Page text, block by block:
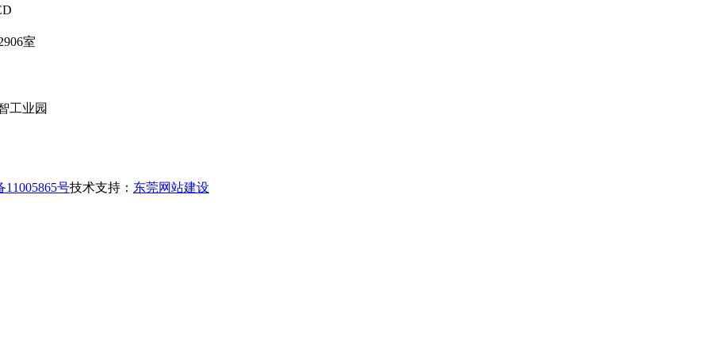
室
工业园
11005865号技术支持： 东莞网站建设